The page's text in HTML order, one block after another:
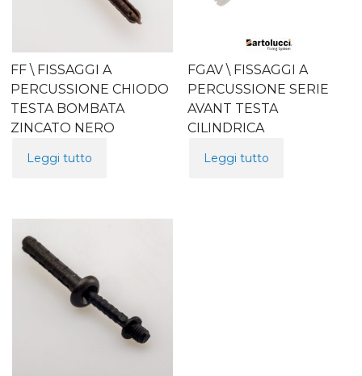
FF \ FISSAGGI A
PERCUSSIONE CHIODO
TESTA BOMBATA
ZINCATO NERO
Leggi tutto
FGAV \ FISSAGGI A
PERCUSSIONE SERIE
AVANT TESTA
CILINDRICA
Leggi tutto